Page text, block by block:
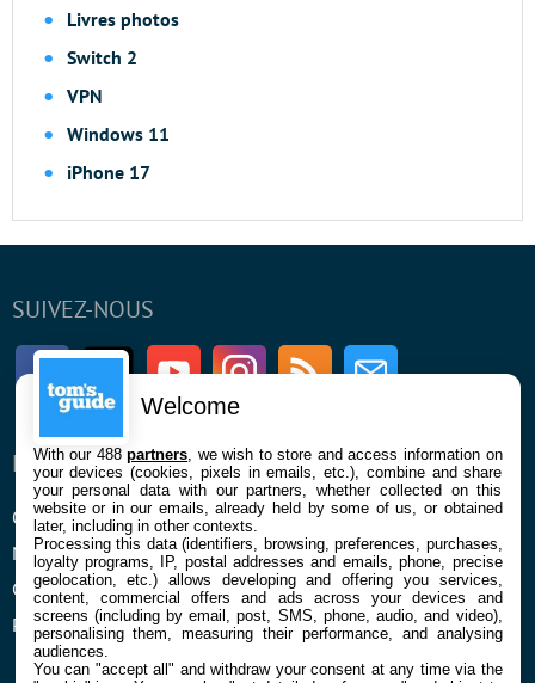
Livres photos
Switch 2
VPN
Windows 11
iPhone 17
SUIVEZ-NOUS
FacebookTwitter Youtube InstagramRSS Newsletter
ENTREPRISE
Qui sommes nous
Mentions légales et CGU
Confidentialité et Cookies
Préférences cookies
À PROPOS
La rédaction
Contact
Welcome
With our 488partners , we wish to store and access information on
your devices (cookies, pixels in emails, etc.), combine and share
your personal data with our partners, whether collected on this
website or in our emails, already held by some of us, or obtained
later, including in other contexts.
Processing this data (identifiers, browsing, preferences, purchases,
loyalty programs, IP, postal addresses and emails, phone, precise
geolocation, etc.) allows developing and offering you services,
content, commercial offers and ads across your devices and
screens (including by email, post, SMS, phone, audio, and video),
personalising them, measuring their performance, and analysing
audiences.
You can "accept all" and withdraw your consent at any time via the